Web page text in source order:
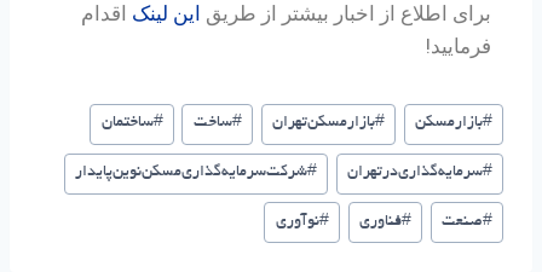
برای اطلاع از اخبار بیشتر از طریق این لینک اقدام
فرمایید!
#بازارمسکن #بازار‌مسکن‌تهران #ساخت #ساختمان
#سرمایه‌گذاری‌در‌تهران #شرکت‌سرمایه‌گذاری‌مسکن‌نوین‌پایدار
#صنعت #فناوری #نوآوری